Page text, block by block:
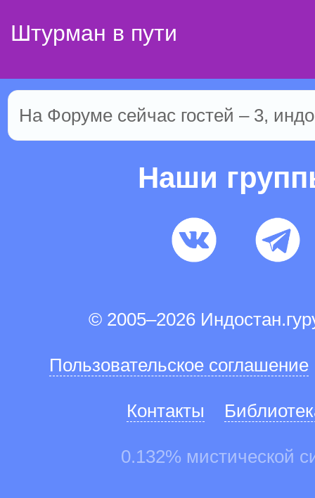
Штурман в пути
На Форуме сейчас гостей – 3,
Наши
© 2005–2026
Пользовательское соглашение
Контакты
0.132% мистической